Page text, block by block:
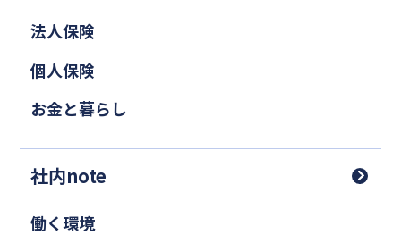
法人保険
個人保険
お金と暮らし
社内note
働く環境